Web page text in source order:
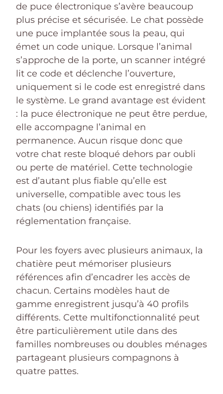
de puce électronique s’avère beaucoup
plus précise et sécurisée. Le chat possède
une puce implantée sous la peau, qui
émet un code unique. Lorsque l’animal
s’approche de la porte, un scanner intégré
lit ce code et déclenche l’ouverture,
uniquement si le code est enregistré dans
le système. Le grand avantage est évident
: la puce électronique ne peut être perdue,
elle accompagne l’animal en
permanence. Aucun risque donc que
votre chat reste bloqué dehors par oubli
ou perte de matériel. Cette technologie
est d’autant plus fiable qu’elle est
universelle, compatible avec tous les
chats (ou chiens) identifiés par la
réglementation française.
Pour les foyers avec plusieurs animaux, la
chatière peut mémoriser plusieurs
références afin d’encadrer les accès de
chacun. Certains modèles haut de
gamme enregistrent jusqu’à 40 profils
différents. Cette multifonctionnalité peut
être particulièrement utile dans des
familles nombreuses ou doubles ménages
partageant plusieurs compagnons à
quatre pattes.